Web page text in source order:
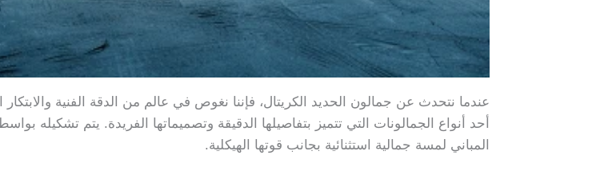
عندما نتحدث عن جمالون الحديد الكريتال، فإننا نغوص في عالم من الدقة الفنية
أحد أنواع الجمالونات التي تتميز بتفاصيلها الدقيقة وتصميماتها الفريدة. يتم
المباني لمسة جمالية استثنائية بجانب قوتها الهيكلية.